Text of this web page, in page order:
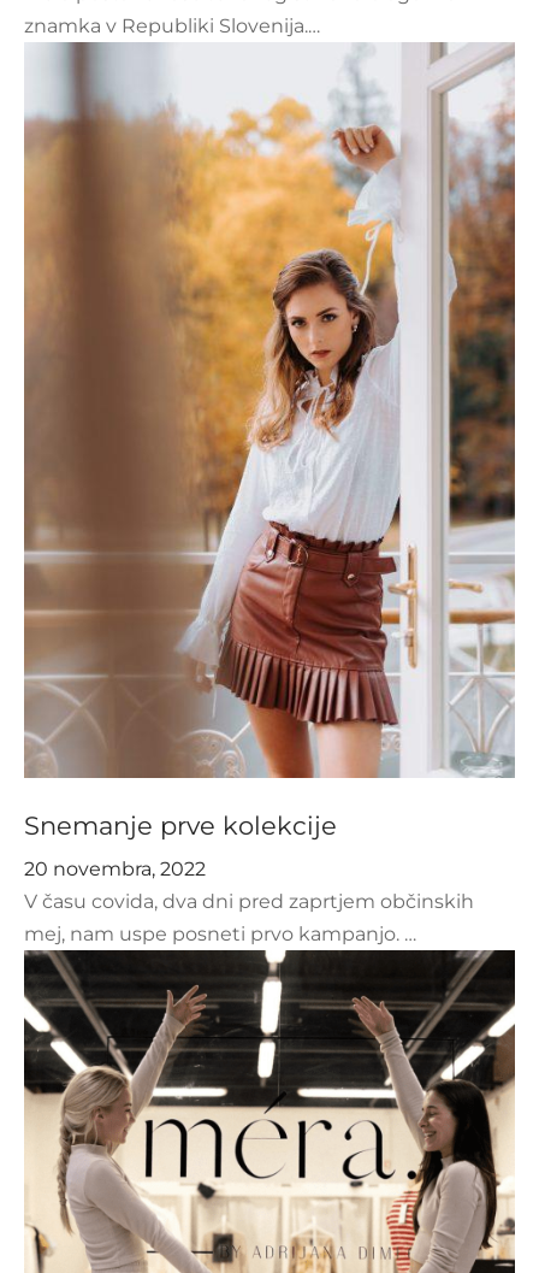
znamka v Republiki Slovenija.…
Snemanje prve kolekcije
20 novembra, 2022
V času covida, dva dni pred zaprtjem občinskih
mej, nam uspe posneti prvo kampanjo. …